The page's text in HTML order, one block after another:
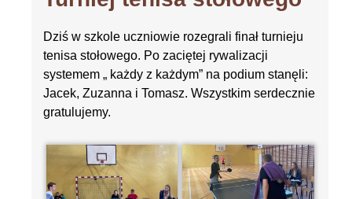
Dziś w szkole uczniowie rozegrali finał turnieju
tenisa stołowego. Po zaciętej rywalizacji
systemem „ każdy z każdym” na podium stanęli:
Jacek, Zuzanna i Tomasz. Wszystkim serdecznie
gratulujemy.